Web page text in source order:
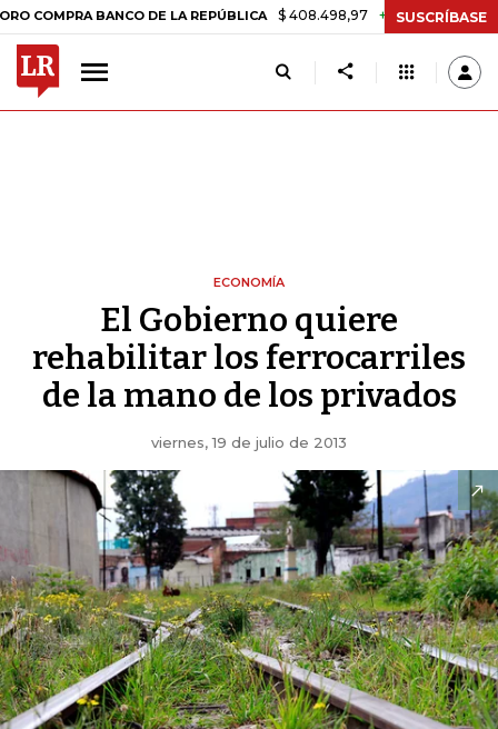
BANCO DE LA REPÚBLICA $ 408.498,97 +$ 8.753,81 +2,19%
SUSCRÍBASE
ECONOMÍA
El Gobierno quiere
rehabilitar los ferrocarriles
de la mano de los privados
viernes, 19 de julio de 2013